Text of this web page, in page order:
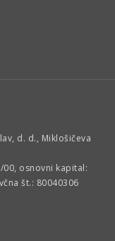
d. d., Miklošičeva
osnovni kapital:
št.: 80040306